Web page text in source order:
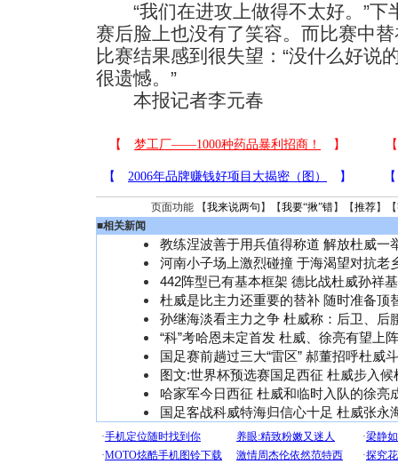
“我们在进攻上做得不太好。”下
赛后脸上也没有了笑容。而比赛中
比赛结果感到很失望：“没什么好说
很遗憾。”
本报记者李元春
页面功能 【我来说两句 】【我要“揪”错】【推荐】
■相关新闻
教练涅波善于用兵值得称道 解放杜威一
河南小子场上激烈碰撞 于海渴望对抗老
442阵型已有基本框架 德比战杜威孙祥
杜威是比主力还重要的替补 随时准备顶
孙继海淡看主力之争 杜威称：后卫、后
“科”考哈恩未定首发 杜威、徐亮有望上
国足赛前趟过三大“雷区” 郝董招呼杜威
图文:世界杯预选赛国足西征 杜威步入候
哈家军今日西征 杜威和临时入队的徐亮
国足客战科威特海归信心十足 杜威张永